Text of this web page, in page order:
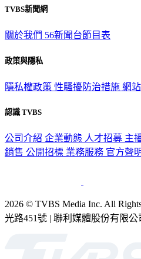
TVBS新聞網
關於我們 56新聞台節目表
政策與隱私
隱私權政策 性騷擾防治措施 網
認識 TVBS
公司介紹 企業動態 人才招募 主
銷售 公開招標 業務服務 官方聲
2026 © TVBS Media Inc. All
光路451號 | 聯利媒體股份有限公